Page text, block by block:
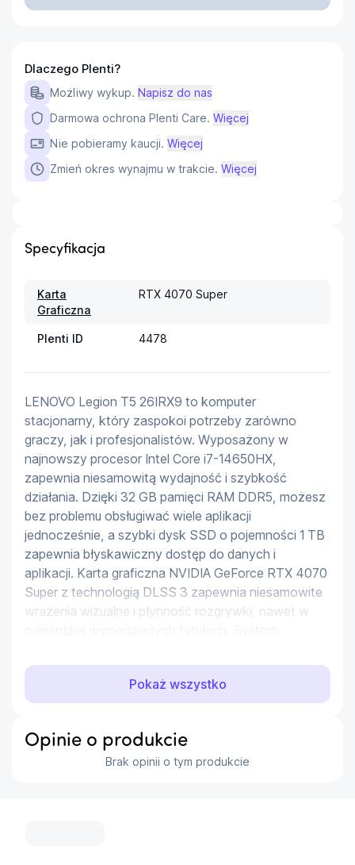
Dlaczego Plenti?
Możliwy wykup. Napisz do nas
Darmowa ochrona Plenti Care. Więcej
Nie pobieramy kaucji. Więcej
Zmień okres wynajmu w trakcie. Więcej
Specyfikacja
Karta
Graficzna
RTX 4070 Super
Plenti ID 4478
LENOVO Legion T5 26IRX9 to komputer
stacjonarny, który zaspokoi potrzeby zarówno
graczy, jak i profesjonalistów. Wyposażony w
najnowszy procesor Intel Core i7-14650HX,
zapewnia niesamowitą wydajność i szybkość
działania. Dzięki 32 GB pamięci RAM DDR5, możesz
bez problemu obsługiwać wiele aplikacji
jednocześnie, a szybki dysk SSD o pojemności 1 TB
zapewnia błyskawiczny dostęp do danych i
aplikacji. Karta graficzna NVIDIA GeForce RTX 4070
Super z technologią DLSS 3 zapewnia niesamowite
wrażenia wizualne i płynność rozgrywki, nawet w
interfejs i wsparcie dla najnowszych aplikacji.
Specyfikacja: - Procesor: Intel Core i7-14650HX -
Liczba rdzeni: 16 - Pamięć RAM: 32 GB DDR5 -
RTX 4070 Super - System operacyjny: Windows 11
Pokaż wszystko
Opinie o produkcie
Brak opinii o tym produkcie